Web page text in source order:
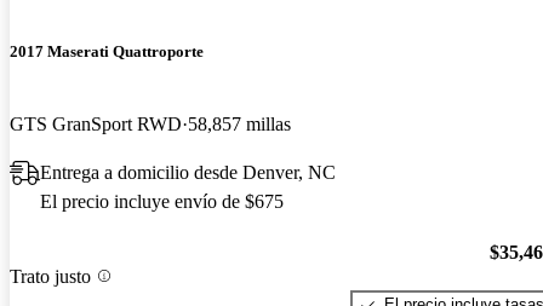
2017 Maserati Quattroporte
GTS GranSport RWD 58,857 millas
Entrega a domicilio desde Denver, NC
El precio incluye envío de $675
Trato justo